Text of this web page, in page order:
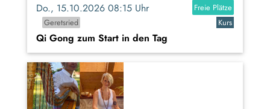
Do., 15.10.2026 08:15 Uhr
Freie Plätze
Geretsried
Kurs
Qi Gong zum Start in den Tag